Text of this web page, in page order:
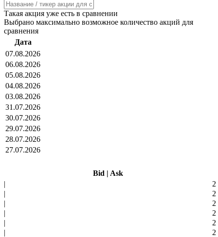
Такая акция уже есть в сравнении
Выбрано максимально возможное количество акций для
сравнения
Дата
07.08.2026
06.08.2026
05.08.2026
04.08.2026
03.08.2026
31.07.2026
30.07.2026
29.07.2026
28.07.2026
27.07.2026
Bid | Ask
|
2
|
2
|
2
|
2
|
2
|
2